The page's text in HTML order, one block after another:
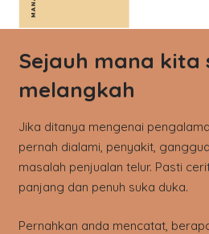
Sejauh mana kita
melangkah
Jika ditanya mengenai
pernah dialami, penyakit,
masalah penjualan telur. Pasti
panjang dan penuh suka duka.
Pernahkan anda mencatat,